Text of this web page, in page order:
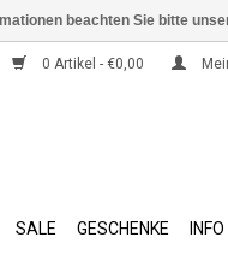
0 Artikel - €0,00
SALE GESCHENKE INFO
beachten Sie bitte